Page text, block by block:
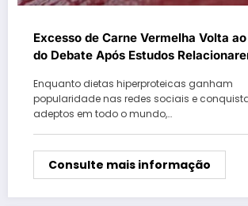
Excesso de Carne Vermelha Volta
do Debate Após Estudos
Enquanto dietas hiperproteicas ganham
popularidade nas redes sociais e
adeptos em todo o mundo,…
Consulte mais informação